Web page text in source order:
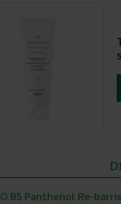
B5 Panthenol Re-